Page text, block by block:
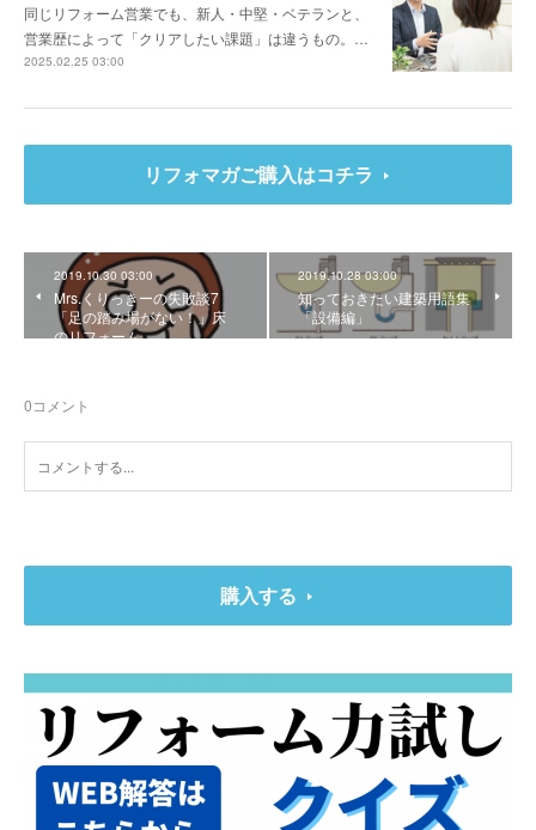
同じリフォーム営業でも、新人・中堅・ベテランと、
営業歴によって「クリアしたい課題」は違うもの。…
2025.02.25 03:00
リフォマガご購入はコチラ
2019.10.30 03:00
Mrs.くりっきーの失敗談7
「足の踏み場がない！」床
のリフォーム
2019.10.28 03:00
知っておきたい建築用語集
「設備編」
0コメント
購入する